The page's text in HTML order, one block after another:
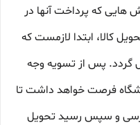
هایی که پرداخت آنها در
کالا، ابتدا لازمست که
گردد. پس از تسویه وجه
فرصت خواهد داشت تا
و سپس رسید تحویل